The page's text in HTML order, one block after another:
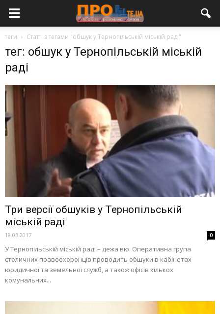
теги Статті з тегами "обшук у Тернопільській міській раді"
тег: обшук у Тернопільській міській
раді
Три версії обшуків у Тернопільській
міській раді
18.03.2017 0
У Тернопільській міській раді – дежа вю. Оперативна група
столичних правоохоронців проводить обшуки в кабінетах
юридичної та земельної служб, а також офісів кількох
комунальних...